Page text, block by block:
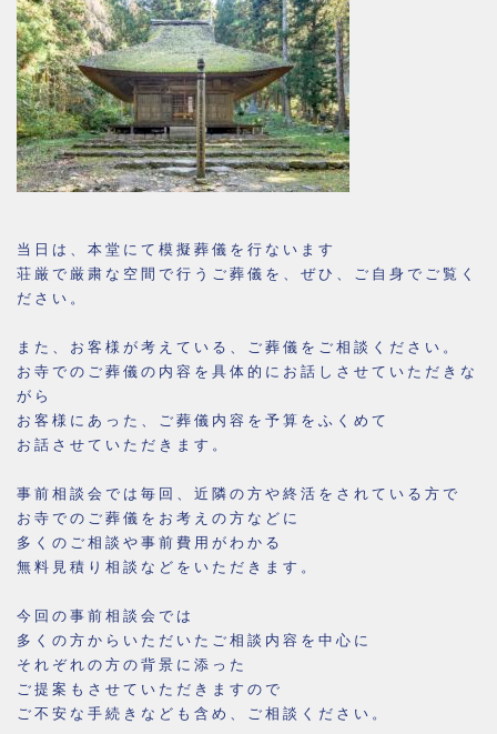
当日は、本堂にて模擬葬儀を行ないます
荘厳で厳粛な空間で行うご葬儀を、ぜひ、ご自身でご覧く
ださい。
また、お客様が考えている、ご葬儀をご相談ください。
お寺でのご葬儀の内容を具体的にお話しさせていただきな
がら
お客様にあった、ご葬儀内容を予算をふくめて
お話させていただきます。
事前相談会では毎回、近隣の方や終活をされている方で
お寺でのご葬儀をお考えの方などに
多くのご相談や事前費用がわかる
無料見積り相談などをいただきます。
今回の事前相談会では
多くの方からいただいたご相談内容を中心に
それぞれの方の背景に添った
ご提案もさせていただきますので
ご不安な手続きなども含め、ご相談ください。